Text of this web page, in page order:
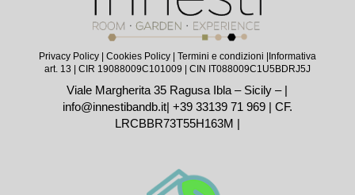
Privacy Policy| Cookies Policy| Termini e condizioni |Informativa
art. 13 | CIR 19088009C101009 | CIN IT088009C1U5BDRJ5J
Viale Margherita 35 Ragusa Ibla – Sicily – |
info@innestibandb.it| +39 33139 71 969| CF.
LRCBBR73T55H163M |